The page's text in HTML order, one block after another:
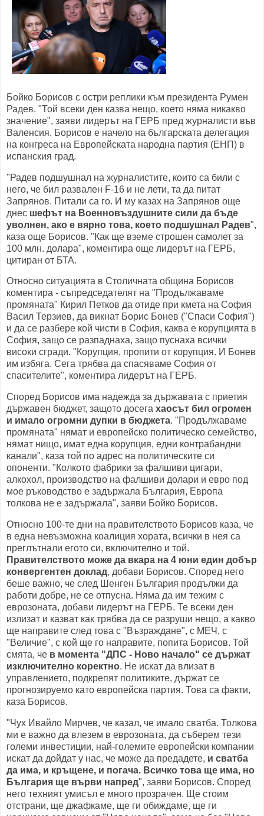
Бойко Борисов с остри реплики към президента Румен
Радев. "Той всеки ден казва нещо, което няма никакво
значение", заяви лидерът на ГЕРБ пред журналисти във
Валенсия. Борисов е начело на българската делегация
на конгреса на Европейската народна партия (ЕНП) в
испанския град.
"Радев подшушнал на журналистите, които са били с
него, че бил развален F-16 и не лети, та да питат
Запрянов. Питали са го. И му казах на Запрянов още
днес шефът на Военновъздушните сили да бъде
уволнен, ако е вярно това, което подшушнал Радев",
каза още Борисов. "Как ще вземе строшен самолет за
100 млн. долара", коментира още лидерът на ГЕРБ,
цитиран от БТА.
Относно ситуацията в Столичната община Борисов
коментира - съпредседателят на "Продължаваме
промяната" Кирил Петков да отиде при кмета на София
Васил Терзиев, да викнат Борис Бонев ("Спаси София")
и да се разбере кой чисти в София, каква е корупцията в
София, защо се разпаднаха, защо пуснаха всички
високи сгради. "Корупция, пропити от корупция. И Бонев
им избяга. Сега трябва да спасяваме София от
спасителите", коментира лидерът на ГЕРБ.
Според Борисов има надежда за държавата с приетия
държавен бюджет, защото досега хаосът бил огромен
и имало огромни дупки в бюджета. "Продължаваме
промяната" нямат и европейско политическо семейство,
нямат нищо, имат една корупция, едни контрабандни
канали", каза той по адрес на политическите си
опоненти. "Колкото фабрики за фалшиви цигари,
алкохол, производство на фалшиви долари и евро под
мое ръководство е задържала България, Европа
толкова не е задържала", заяви Бойко Борисов.
Относно 100-те дни на правителството Борисов каза, че
в една невъзможна коалиция хората, всички в нея са
преглътнали егото си, включително и той.
Правителството може да вкара на 4 юни един добър
конвергентен доклад, добави Борисов. Според него
беше важно, че след Шенген България продължи да
работи добре, не се отпусна. Няма да им тежим с
еврозоната, добави лидерът на ГЕРБ. Те всеки ден
излизат и казват как трябва да се разруши нещо, а какво
ще направите след това с "Възраждане", с МЕЧ, с
"Величие", с кой ще го направите, попита Борисов. Той
смята, че в момента "ДПС - Ново начало" се държат
изключително коректно. Не искат да влизат в
управлението, подкрепят политиките, държат се
прогнозируемо като европейска партия. Това са факти,
каза Борисов.
"Чух Ивайло Мирчев, че казал, че имало сватба. Толкова
ми е важно да влезем в еврозоната, да съберем тези
големи инвестиции, най-големите европейски компании
искат да дойдат у нас, че може да предадете, и сватба
да има, и кръщене, и погача. Всичко това ще има, но
България ще върви напред", заяви Борисов. Според
него техният умисъл е много прозрачен. Ще стоим
отстрани, ще джафкаме, ще ги обиждаме, ще ги